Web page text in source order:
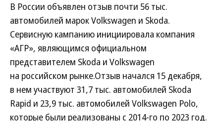
В России объявлен отзыв почти 56 тыс.
автомобилей марок Volkswagen и Skoda.
Сервисную кампанию инициировала компания
«АГР», являющимся официальном
представителем Skoda и Volkswagen
на российском рынке.Отзыв начался 15 декабря,
в нем участвуют 31,7 тыс. автомобилей Skoda
Rapid и 23,9 тыс. автомобилей Volkswagen Polo,
которые были реализованы с 2014-го по 2023 год.